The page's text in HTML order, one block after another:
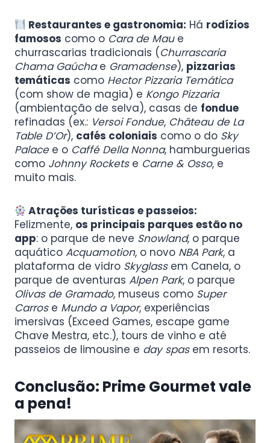
Restaurantes e gastronomia: Há rodízios
famosos como o Cara de Maue
churrascarias tradicionais (Churrascaria
Chama Gaúchae Gramadense), pizzarias
temáticas como Hector Pizzaria Temática
(com show de magia) e Kongo Pizzaria
(ambientação de selva), casas de fondue
refinadas (ex.: Versoi Fondue, Château de La
Table D’Or), cafés coloniais como o do Sky
Palacee o Caffé Della Nonna, hamburguerias
como Johnny Rocketse Carne & Osso, e
muito mais.
Atrações turísticas e passeios:
Felizmente, os principais parques estão no
app: o parque de neve Snowland, o parque
aquático Acquamotion, o novo NBA Park, a
plataforma de vidro Skyglassem Canela, o
parque de aventuras Alpen Park, o parque
Olivas de Gramado, museus como Super
Carrose Mundo a Vapor, experiências
imersivas (Exceed Games, escape game
Chave Mestra, etc.), tours de vinho e até
passeios de limousine e day spasem resorts.
Conclusão: Prime Gourmet vale
a pena!